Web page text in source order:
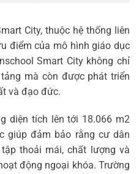
City, thuộc hệ thống liên
điểm của mô hình giáo dục
Smart City không chỉ
mà còn được phát triển
và đạo đức.
diện tích lên tới 18.066 m2
giúp đảm bảo rằng cư dân
thoải mái, chất lượng và
động ngoại khóa. Trường